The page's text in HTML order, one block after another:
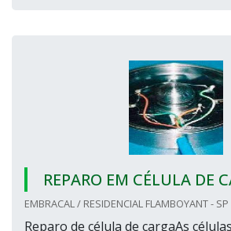
REPARO EM CÉLULA DE
EMBRACAL / RESIDENCIAL FLAMBOYANT - SP
Reparo de célula de cargaAs